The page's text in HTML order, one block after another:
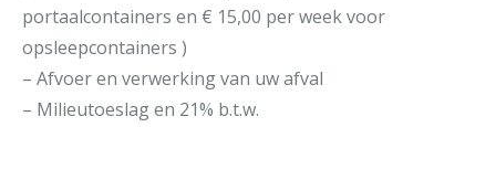
portaalcontainers en € 15,00 per week voor
opsleepcontainers )
– Afvoer en verwerking van uw afval
– Milieutoeslag en 21% b.t.w.